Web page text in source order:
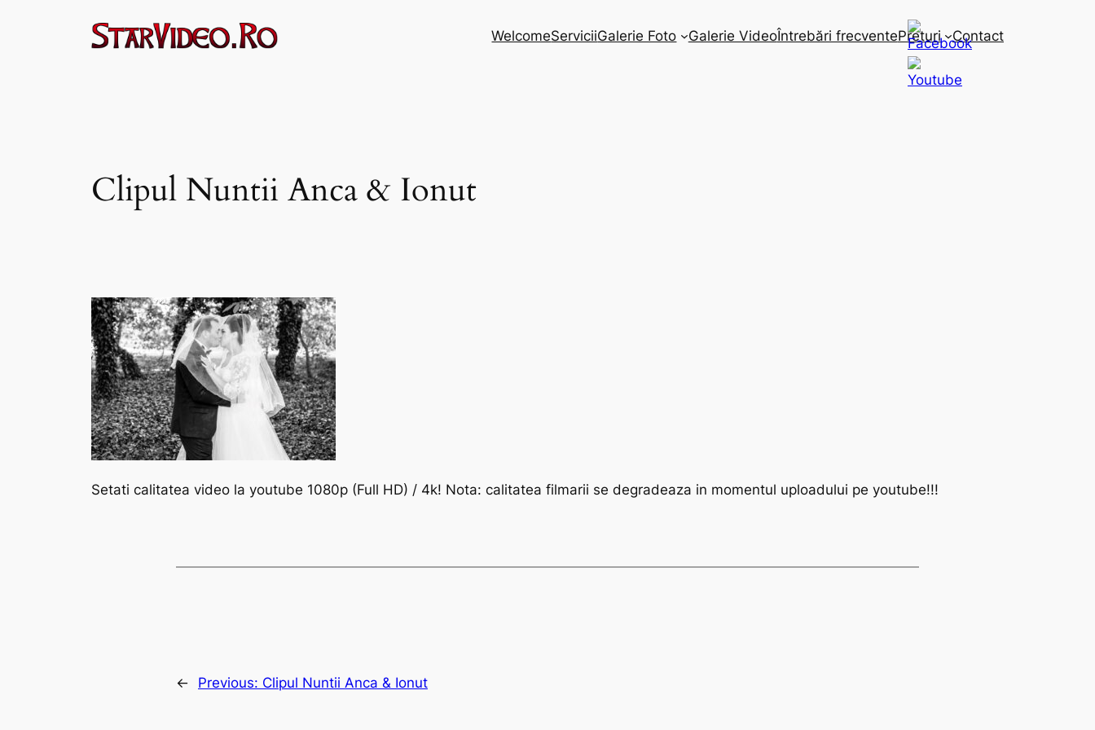
WelcomeServiciiGalerie Foto Galerie VideoÎntrebări frecventePreturi Contact
Clipul Nuntii Anca & Ionut
Setati calitatea video la youtube 1080p (Full HD) / 4k! Nota: calitatea filmarii se degradeaza in momentul uploadului pe youtube!!!
← Previous: Clipul Nuntii Anca & Ionut